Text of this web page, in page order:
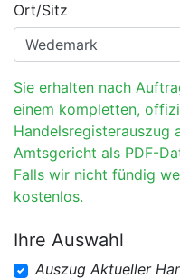
Ort/Sitz
Sie erhalten nach
einem kompletten,
Handelsregisterauszug
Amtsgericht als PDF-
Falls wir nicht fündig
kostenlos.
Ihre Auswahl
Auszug Aktueller